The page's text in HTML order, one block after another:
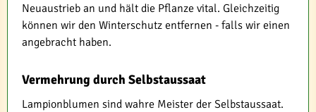
Neuaustrieb an und hält die Pflanze vital. Gleichzeitig
können wir den Winterschutz entfernen - falls wir einen
angebracht haben.
Vermehrung durch Selbstaussaat
Lampionblumen sind wahre Meister der Selbstaussaat.